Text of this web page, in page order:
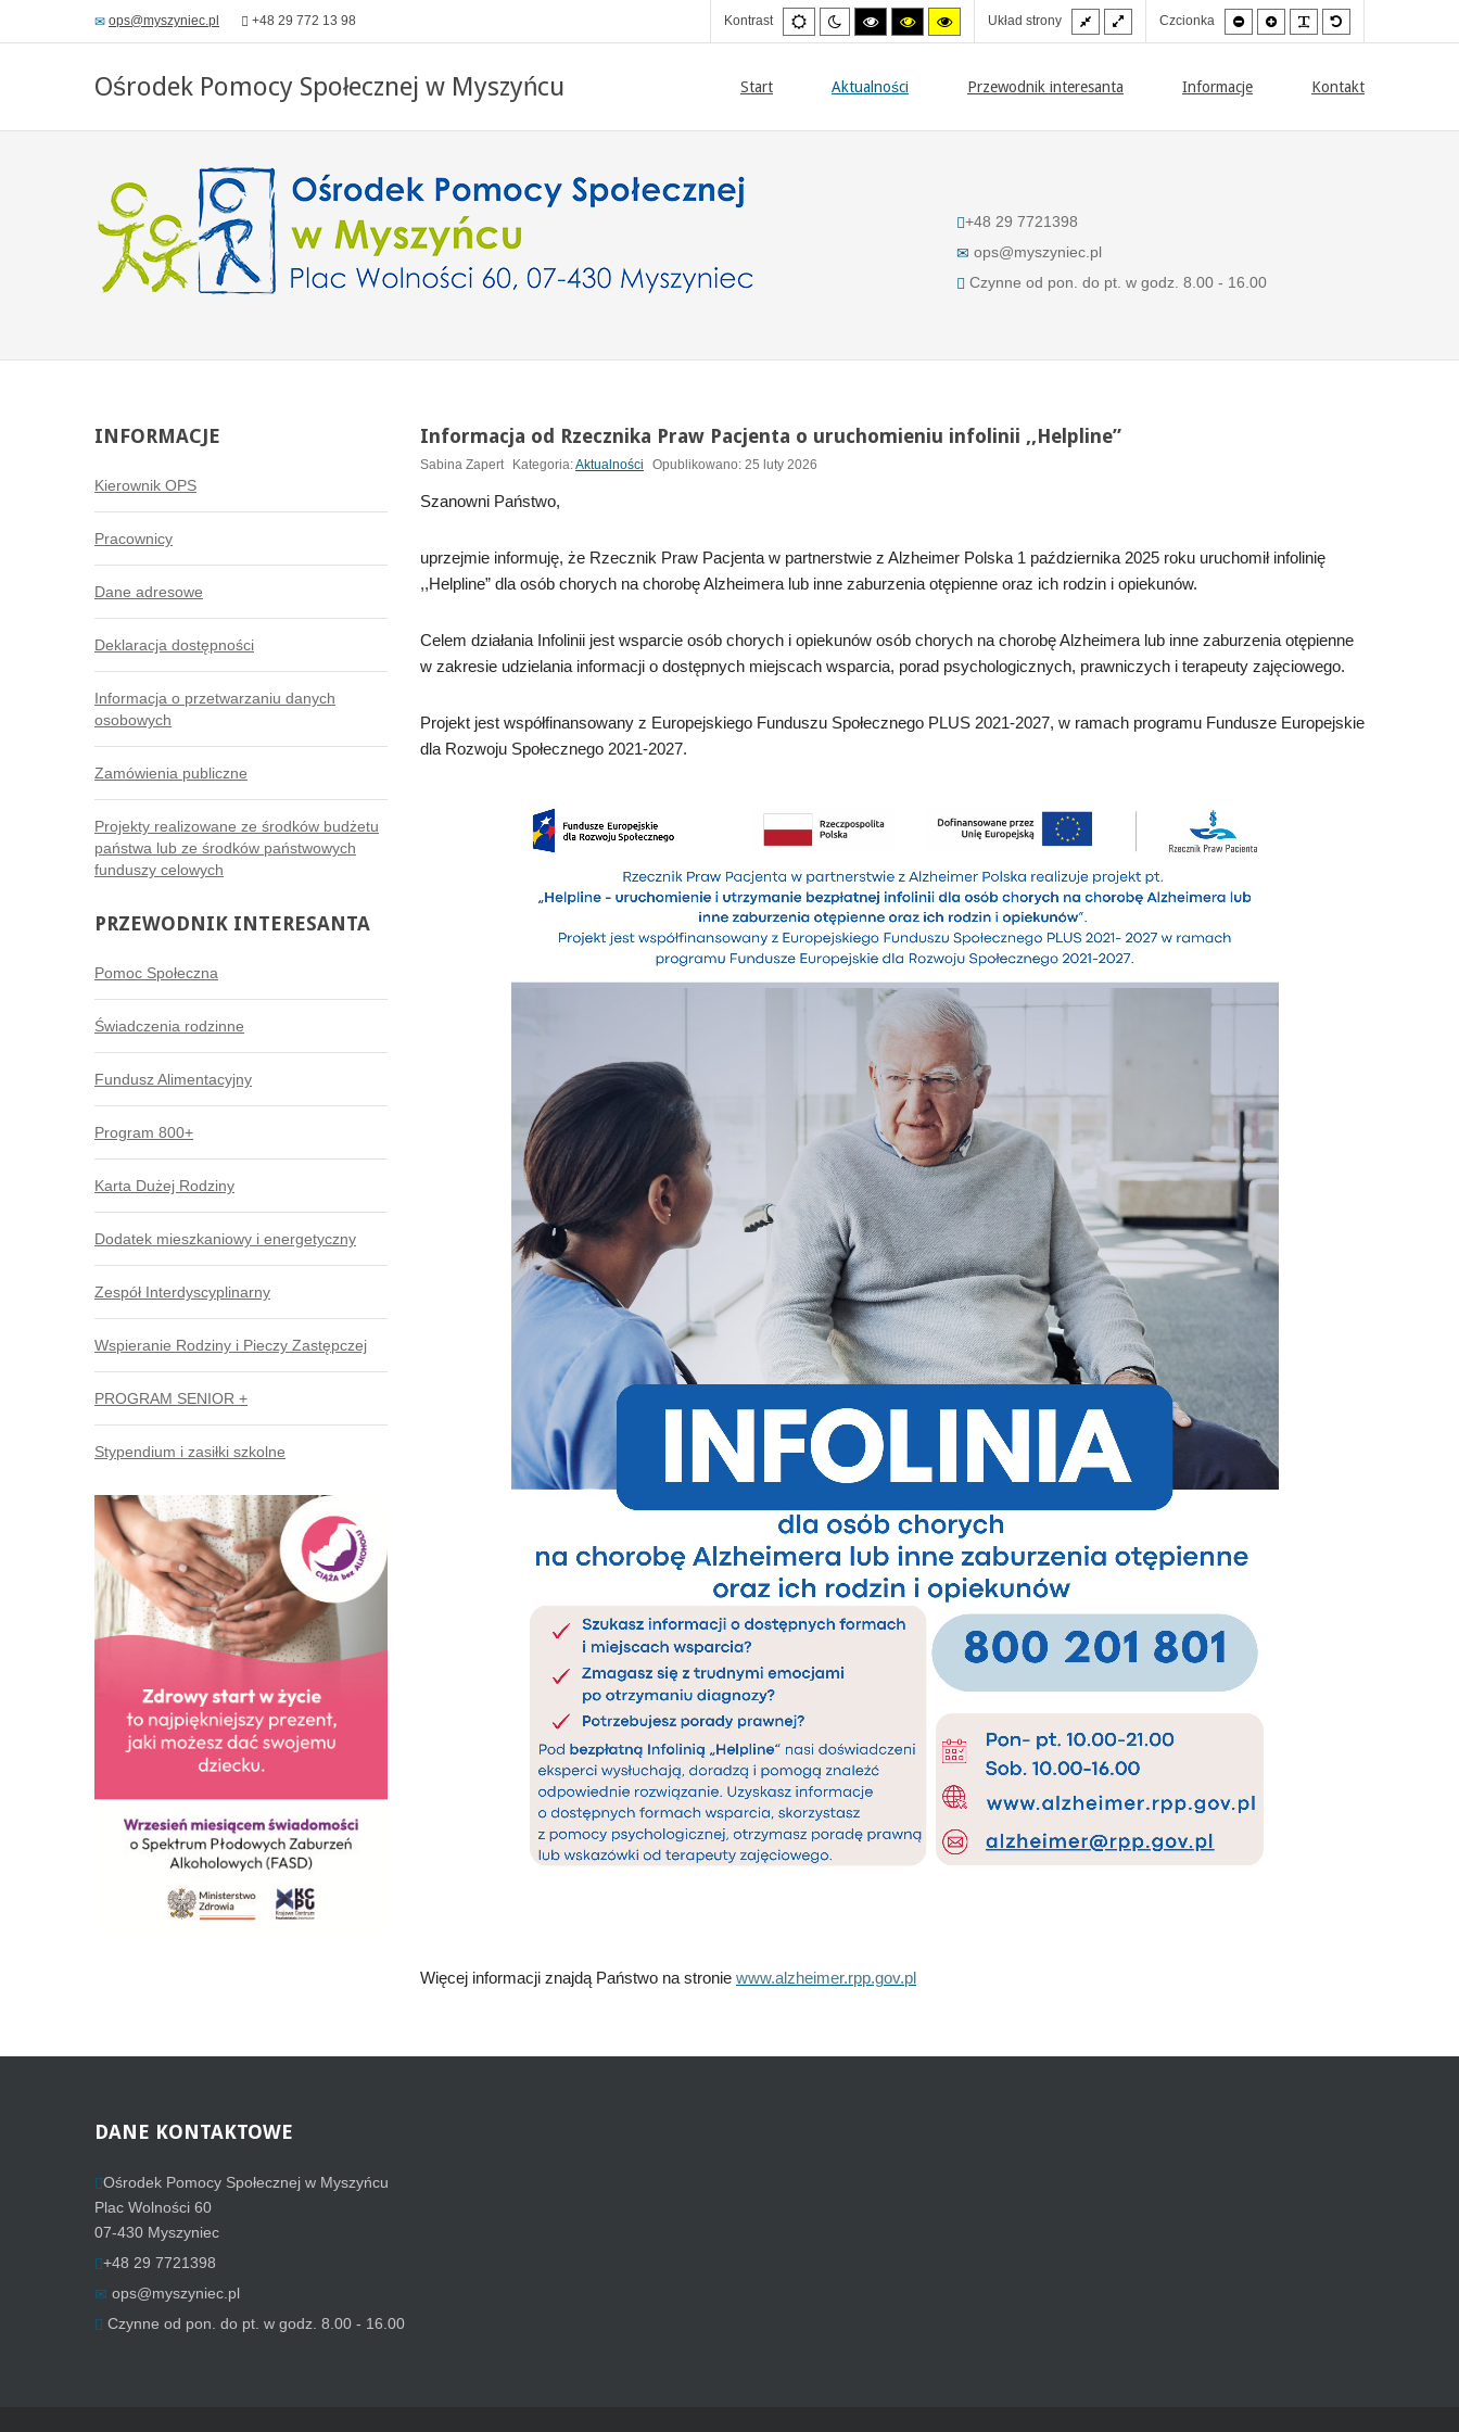
ops@myszyniec.pl +48 29 772 13 98 Kontrast
Ustawienia
domyslne
Tryb
nocny
Wysoki
kontrast
Wysoki
kontrast
Wysoki
kontrast
Układ strony
Szeroki
szablon
Stały
szablon
Czcionka
Mniejsza
czcionka
Zwiększona
czcionka
Ośrodek Pomocy Społecznej w Myszyńcu Start Aktualności Przewodnik interesanta Informacje Kontakt
+48 29 7721398
ops@myszyniec.pl
Czynne od pon. do pt. w godz. 8.00 - 16.00
Informacja od Rzecznika Praw Pacjenta o uruchomieniu infolinii ,,Helpline”
Sabina Zapert Kategoria:Aktualności Opublikowano: 25 luty 2026
Szanowni Państwo,
uprzejmie informuję, że Rzecznik Praw Pacjenta w partnerstwie z Alzheimer Polska 1 października 2025 roku uruchomił infolinię
,,Helpline” dla osób chorych na chorobę Alzheimera lub inne zaburzenia otępienne oraz ich rodzin i opiekunów.
Celem działania Infolinii jest wsparcie osób chorych i opiekunów osób chorych na chorobę Alzheimera lub inne zaburzenia otępienne
w zakresie udzielania informacji o dostępnych miejscach wsparcia, porad psychologicznych, prawniczych i terapeuty zajęciowego.
Projekt jest współfinansowany z Europejskiego Funduszu Społecznego PLUS 2021-2027, w ramach programu Fundusze Europejskie
dla Rozwoju Społecznego 2021-2027.
Więcej informacji znajdą Państwo na stronie www.alzheimer.rpp.gov.pl
INFORMACJE
Kierownik OPS
Pracownicy
Dane adresowe
Deklaracja dostępności
Informacja o przetwarzaniu danych
osobowych
Zamówienia publiczne
Projekty realizowane ze środków budżetu
państwa lub ze środków państwowych
funduszy celowych
PRZEWODNIK INTERESANTA
Pomoc Społeczna
Świadczenia rodzinne
Fundusz Alimentacyjny
Program 800+
Karta Dużej Rodziny
Dodatek mieszkaniowy i energetyczny
Zespół Interdyscyplinarny
Wspieranie Rodziny i Pieczy Zastępczej
PROGRAM SENIOR +
Stypendium i zasiłki szkolne
DANE KONTAKTOWE
Ośrodek Pomocy Społecznej w Myszyńcu
Plac Wolności 60
07-430 Myszyniec
+48 29 7721398
ops@myszyniec.pl
Czynne od pon. do pt. w godz. 8.00 - 16.00